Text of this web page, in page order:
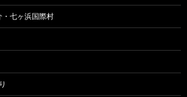
七ヶ浜国際村